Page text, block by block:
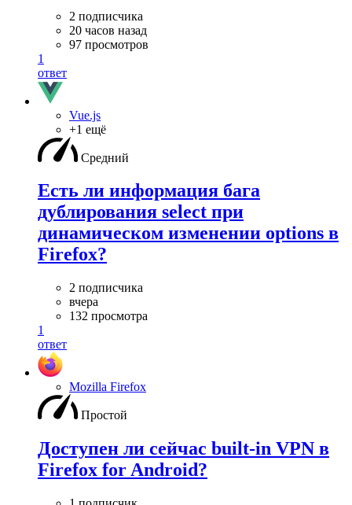
2 подписчика
20 часов назад
97 просмотров
1
ответ
Vue.js
+1 ещё
Средний
Есть ли информация бага
дублирования select при
динамическом изменении options в
Firefox?
2 подписчика
вчера
132 просмотра
1
ответ
Mozilla Firefox
Простой
Доступен ли сейчас built-in VPN в
Firefox for Android?